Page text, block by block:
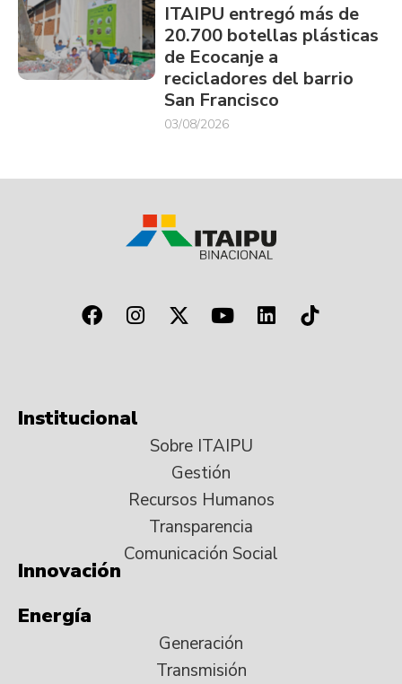
ITAIPU entregó más de
20.700 botellas plásticas
de Ecocanje a
recicladores del barrio
San Francisco
03/08/2026
Institucional
Sobre ITAIPU
Gestión
Recursos Humanos
Transparencia
Comunicación Social
Innovación
Energía
Generación
Transmisión